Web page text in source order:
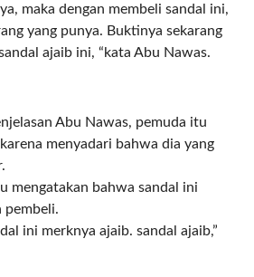
maka dengan membeli sandal ini,
yang punya. Buktinya sekarang
ajaib ini, “kata Abu Nawas.
Abu Nawas, pemuda itu
menyadari bahwa dia yang
mengatakan bahwa sandal ini
pembeli.
ini merknya ajaib. sandal ajaib,”